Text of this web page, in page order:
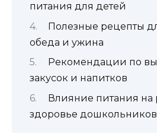
питания для детей
Полезные рецепты
обеда и ужина
Рекомендации по
закусок и напитков
Влияние питания на
здоровье дошкольников